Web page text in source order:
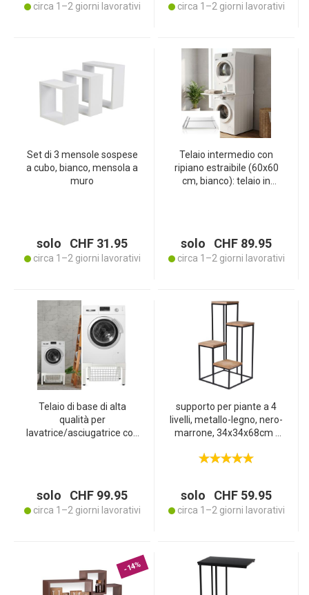
circa 1–2 giorni lavorativi circa 1–2 giorni lavorativi
Set di 3 mensole sospese
a cubo, bianco, mensola a
muro
solo CHF 31.95
circa 1–2 giorni lavorativi
Telaio intermedio con
ripiano estraibile (60x60
cm, bianco): telaio in
solo CHF 89.95
circa 1–2 giorni lavorativi
Telaio di base di alta
qualità per
lavatrice/asciugatrice con
solo CHF 99.95
circa 1–2 giorni lavorativi
supporto per piante a 4
livelli, metallo-legno, nero-
marrone, 34x34x68cm -
di fiori, presentazione
solo CHF 59.95
circa 1–2 giorni lavorativi
-14%